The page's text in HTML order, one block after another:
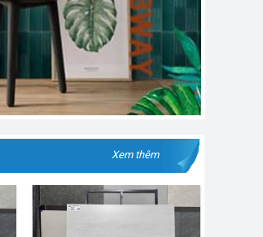
Xem thêm